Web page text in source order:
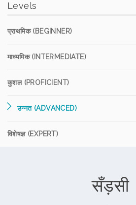
Levels
प्राथमिक (BEGINNER)
माध्यमिक (INTERMEDIATE)
कुशल (PROFICIENT)
उन्नत (ADVANCED)
विशेषज्ञ (EXPERT)
सँड़सी